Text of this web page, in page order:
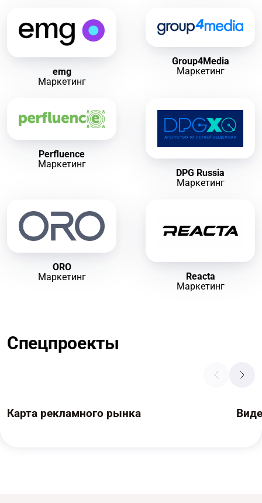
emg
Маркетинг
Group4Media
Маркетинг
Perfluence
Маркетинг
DPG Russia
Маркетинг
ORO
Маркетинг
Reacta
Маркетинг
Спецпроекты
Карта рекламного рынка